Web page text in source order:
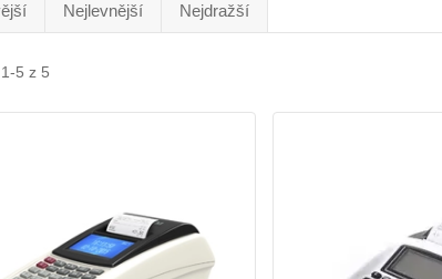
Nejlevnější Nejdražší
5 z 5